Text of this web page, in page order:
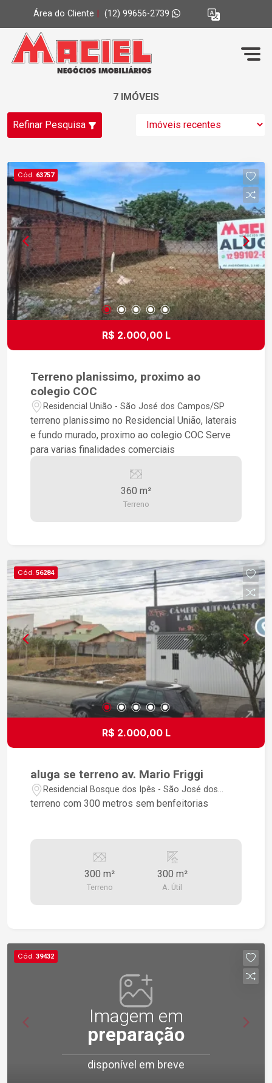
Área do Cliente (12) 99656-2739
7 IMÓVEIS
Refinar Pesquisa
Cód. 63757
R$ 2.000,00 L
Terreno planissimo, proximo ao
colegio COC
Residencial União - São José dos Campos/SP
terreno planissimo no Residencial União, laterais
e fundo murado, proximo ao colegio COC Serve
para varias finalidades comerciais
360 m²
Terreno
Cód. 56284
R$ 2.000,00 L
aluga se terreno av. Mario Friggi
Residencial Bosque dos Ipês - São José dos
Campos/SP
terreno com 300 metros sem benfeitorias
300 m²
Terreno
300 m²
A. Útil
Cód. 39432
Imagem em
preparação
disponível em breve